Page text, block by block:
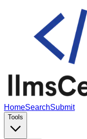
HomeSearchSubmit
Tools